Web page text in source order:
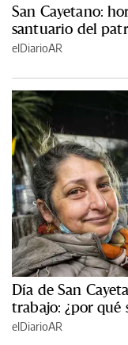
San Cayetano:
santuario del
elDiarioAR
Día de San
trabajo: ¿por qué
elDiarioAR